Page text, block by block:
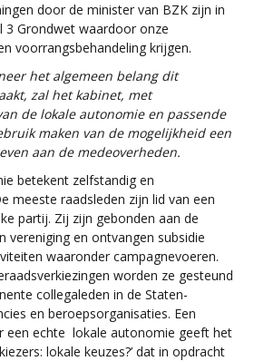
door de minister van BZK zijn in
3 Grondwet waardoor onze
voorrangsbehandeling krijgen.
het algemeen belang dit
zal het kabinet, met
de lokale autonomie en passende
maken van de mogelijkheid een
aan de medeoverheden.
betekent zelfstandig en
meeste raadsleden zijn lid van een
partij. Zij zijn gebonden aan de
vereniging en ontvangen subsidie
waaronder campagnevoeren.
worden ze gesteund
collegaleden in de Staten-
en beroepsorganisaties. Een
een echte lokale autonomie geeft het
lokale keuzes?’ dat in opdracht